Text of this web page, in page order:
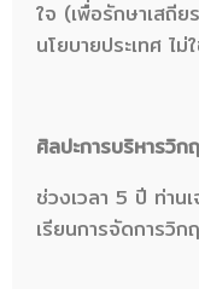
ใจ (เพื่อรักษาเสถี
นโยบายประเทศ ไ
ศิลปะการบริหารวิ
ช่วงเวลา 5 ปี ท่าน
เรียนการจัดการวิ